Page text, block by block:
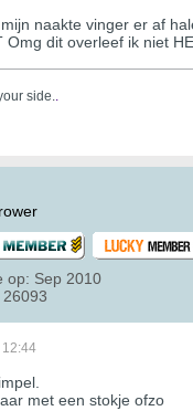
naakte vinger er af
Omg dit overleef ik niet
side..
op: Sep 2010
26093
12:44
met een stokje ofzo